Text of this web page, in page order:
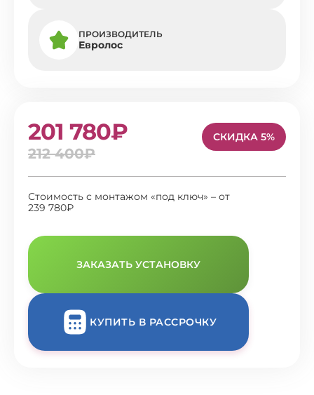
ПРОИЗВОДИТЕЛЬ
Евролос
201 780₽
212 400₽
СКИДКА 5%
Стоимость с монтажом «под ключ» – от
239 780₽
ЗАКАЗАТЬ УСТАНОВКУ
КУПИТЬ В РАССРОЧКУ